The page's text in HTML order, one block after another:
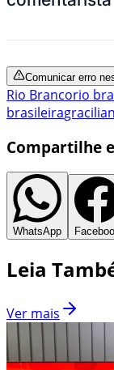
Comunicar erro
Rio Brancorio
brasileira
Compartilhe
WhatsApp
Leia
Ver mais